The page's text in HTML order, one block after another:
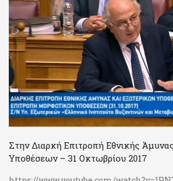
Στην Διαρκή Επιτροπή Εθνικής
Υποθέσεων – 31 Οκτωβρίου 2017